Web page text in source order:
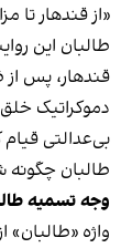
«از قندهار تا
طالبان این
قندهار، پس
دموکراتیک
بی‌عدالتی
طالبان
وجه تسمیه
واژه